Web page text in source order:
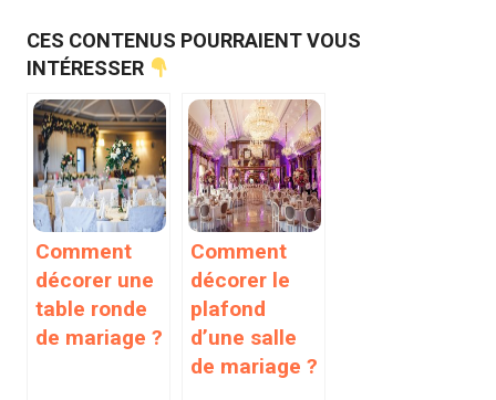
CES CONTENUS POURRAIENT VOUS
INTÉRESSER
Comment
décorer une
table ronde
de mariage ?
Comment
décorer le
plafond
d’une salle
de mariage ?